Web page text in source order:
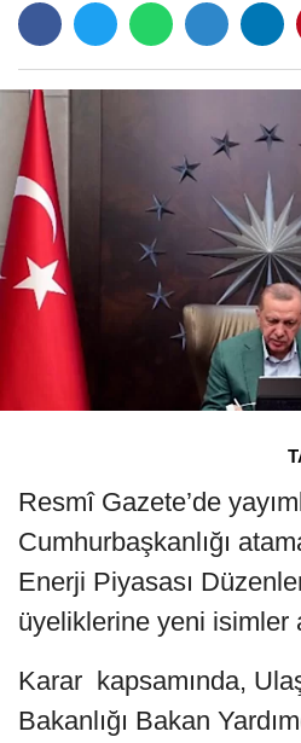
Resmî Gazete’de
Cumhurbaşkanlığı
Enerji Piyasası
üyeliklerine yeni isimler
Karar kapsamında,
Bakanlığı Bakan